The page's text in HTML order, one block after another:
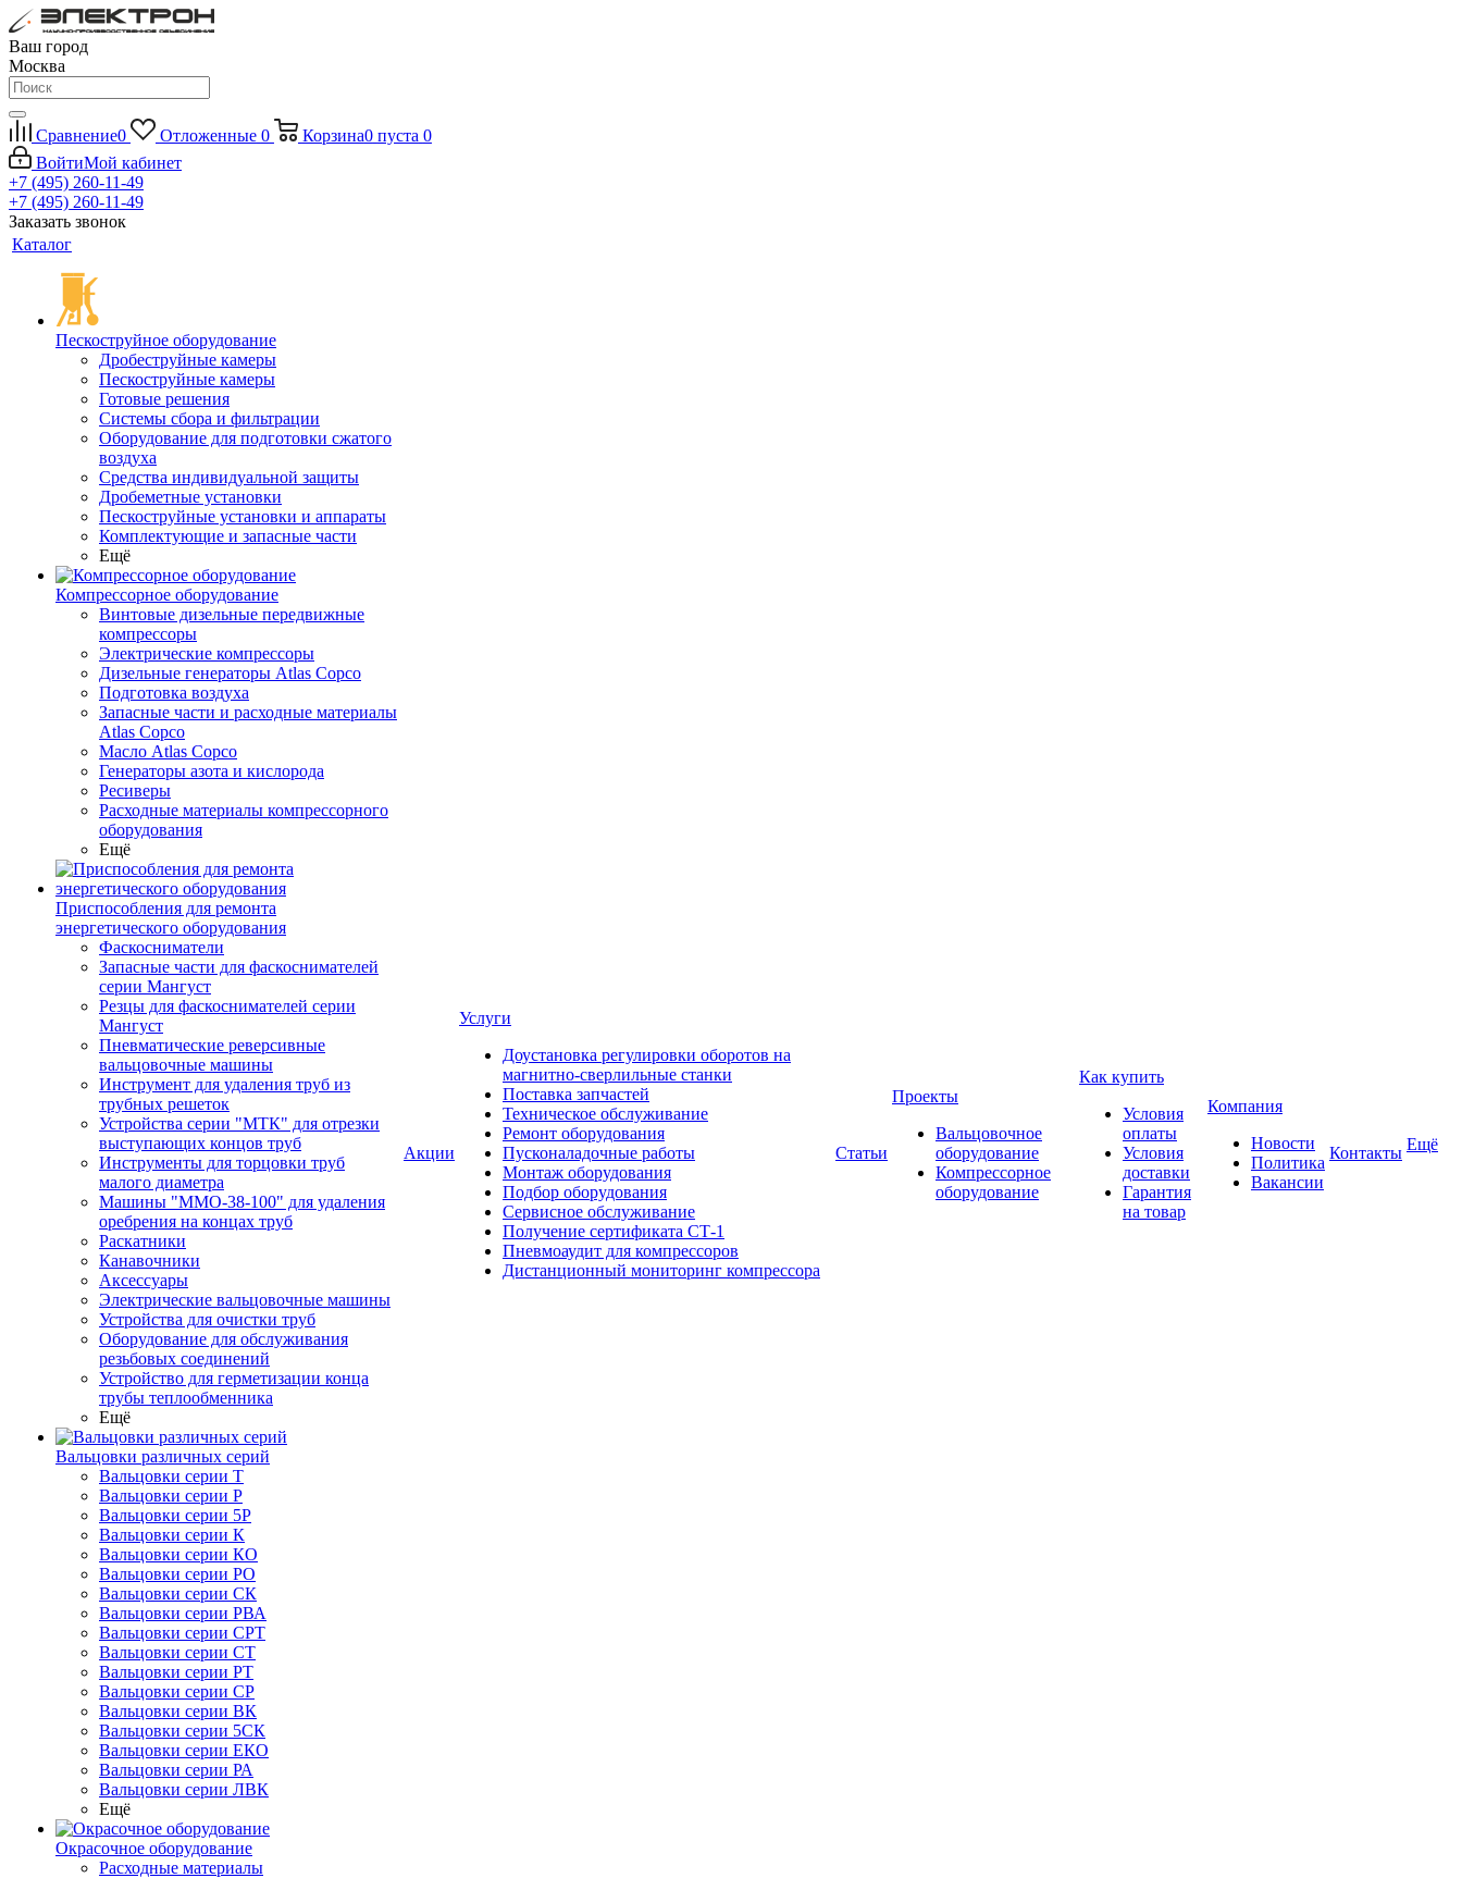
Ваш город
Москва
Сравнение0 Отложенные 0 Корзина0 пуста 0
ВойтиМой кабинет
+7 (495) 260-11-49
+7 (495) 260-11-49
Заказать звонок
Каталог
Пескоструйное оборудование
Дробеструйные камеры
Пескоструйные камеры
Готовые решения
Системы сбора и фильтрации
Оборудование для подготовки сжатого
воздуха
Средства индивидуальной защиты
Дробеметные установки
Пескоструйные установки и аппараты
Комплектующие и запасные части
Ещё
Компрессорное оборудование
Винтовые дизельные передвижные
компрессоры
Электрические компрессоры
Дизельные генераторы Atlas Copco
Подготовка воздуха
Запасные части и расходные материалы
Atlas Copco
Масло Atlas Copco
Генераторы азота и кислорода
Ресиверы
Расходные материалы компрессорного
оборудования
Ещё
Приспособления для ремонта
энергетического оборудования
Фаскосниматели
Запасные части для фаскоснимателей
серии Мангуст
Резцы для фаскоснимателей серии
Мангуст
Пневматические реверсивные
вальцовочные машины
Инструмент для удаления труб из
трубных решеток
Устройства серии "МТК" для отрезки
выступающих концов труб
Инструменты для торцовки труб
малого диаметра
Машины "ММО-38-100" для удаления
оребрения на концах труб
Раскатники
Канавочники
Аксессуары
Электрические вальцовочные машины
Устройства для очистки труб
Оборудование для обслуживания
резьбовых соединений
Устройство для герметизации конца
трубы теплообменника
Ещё
Вальцовки различных серий
Вальцовки серии Т
Вальцовки серии Р
Вальцовки серии 5Р
Вальцовки серии К
Вальцовки серии КО
Вальцовки серии РО
Вальцовки серии СК
Вальцовки серии РВА
Вальцовки серии СРТ
Вальцовки серии СТ
Вальцовки серии РТ
Вальцовки серии СР
Вальцовки серии ВК
Вальцовки серии 5СК
Вальцовки серии ЕКО
Вальцовки серии РА
Вальцовки серии ЛВК
Ещё
Окрасочное оборудование
Расходные материалы
Акции
Услуги
Доустановка регулировки оборотов на
магнитно-сверлильные станки
Поставка запчастей
Техническое обслуживание
Ремонт оборудования
Пусконаладочные работы
Монтаж оборудования
Подбор оборудования
Сервисное обслуживание
Получение сертификата СТ-1
Пневмоаудит для компрессоров
Дистанционный мониторинг компрессора
Статьи
Проекты
Вальцовочное
оборудование
Компрессорное
оборудование
Как купить
Условия
оплаты
Условия
доставки
Гарантия
на товар
Компания
Новости
Политика
Вакансии
Контакты Ещё